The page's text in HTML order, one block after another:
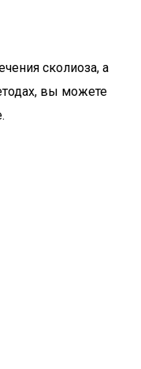
сколиоза, а
вы можете